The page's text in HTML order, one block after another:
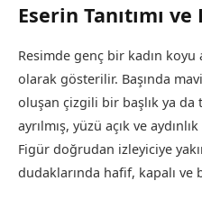
Eserin Tanıtımı
Resimde genç bir kadın
olarak gösterilir. Başında
oluşan çizgili bir başlık ya da
ayrılmış, yüzü açık ve
Figür doğrudan izleyiciye
dudaklarında hafif, kapalı ve